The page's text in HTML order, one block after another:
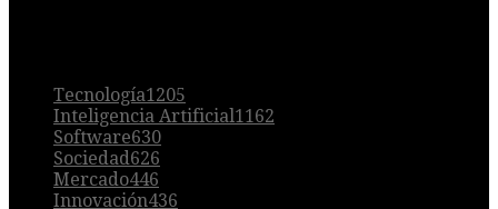
Tecnología1205
Inteligencia Artificial1162
Software630
Sociedad626
Mercado446
Innovación436